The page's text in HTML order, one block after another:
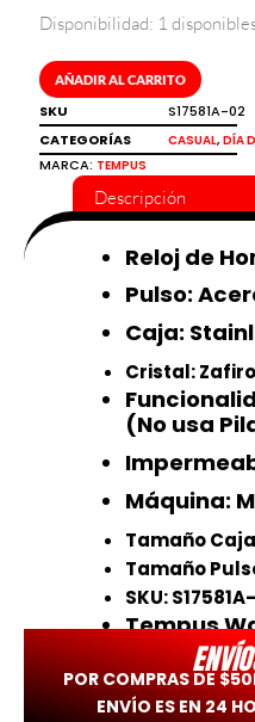
Disponibilidad: 1
Reloj
hombre
automático
color
negro
y
Tempus
AÑADIR AL CARRITO
SKU
S17581A-02
CATEGORÍAS
CASUAL, DÍA
MARCA: TEMPUS
Descripción
Reloj de
Pulso:
Caja:
Cristal:
(No usa
Máquina:
Tamaño
Tamaño
SKU:
Tempus
POR COMPRAS DE
ENVÍO ES EN 24